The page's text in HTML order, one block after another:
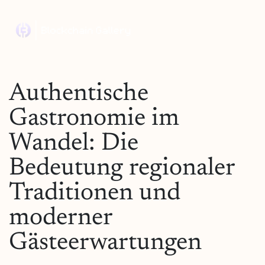
Authentische
Gastronomie im
Wandel: Die
Bedeutung regionaler
Traditionen und
moderner
Gästeerwartungen